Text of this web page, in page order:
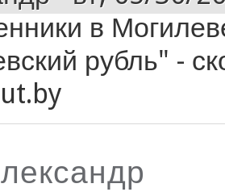
в
рубль" -